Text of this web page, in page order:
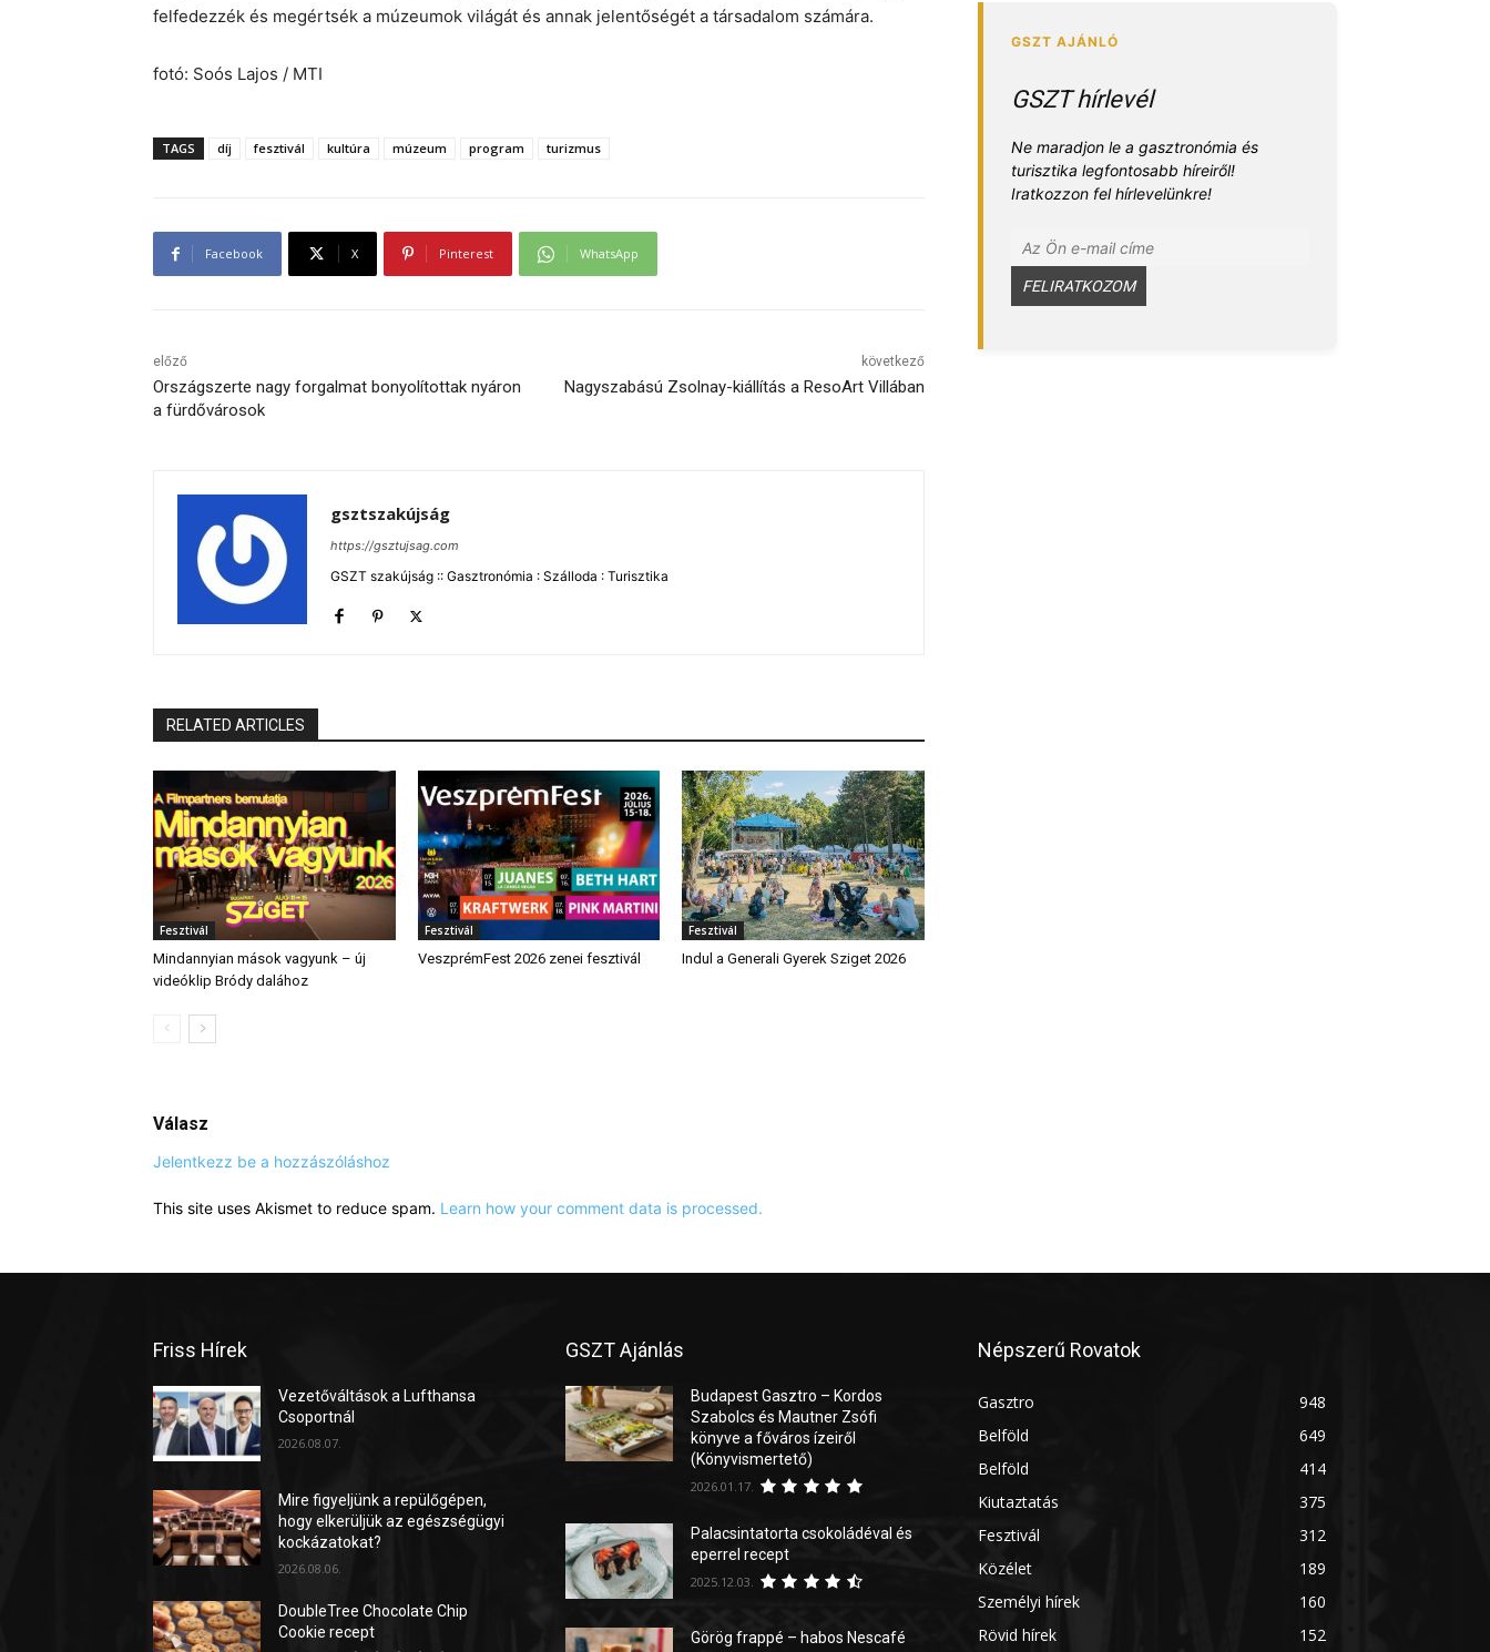
felfedezzék és megértsék a múzeumok világát és annak jelentőségét a társadalom számára.
fotó: Soós Lajos / MTI
TAGS díj fesztivál kultúra múzeum program turizmus
Facebook X Pinterest WhatsApp
előző
Országszerte nagy forgalmat bonyolítottak nyáron
a fürdővárosok
következő
Nagyszabású Zsolnay-kiállítás a ResoArt Villában
gsztszakújság
https://gsztujsag.com
GSZT szakújság :: Gasztronómia : Szálloda : Turisztika
RELATED ARTICLES
Fesztivál
Mindannyian mások vagyunk – új
videóklip Bródy dalához
Fesztivál
VeszprémFest 2026 zenei fesztivál
Fesztivál
Indul a Generali Gyerek Sziget 2026
Válasz
Jelentkezz be a hozzászóláshoz
This site uses Akismet to reduce spam. Learn how your comment data is processed.
GSZT hírlevél
Ne maradjon le a gasztronómia és
turisztika legfontosabb híreiről!
Iratkozzon fel hírlevelünkre!
Friss Hírek
Vezetőváltások a Lufthansa
Csoportnál
2026.08.07.
Mire figyeljünk a repülőgépen,
hogy elkerüljük az egészségügyi
kockázatokat?
2026.08.06.
DoubleTree Chocolate Chip
Cookie recept
GSZT Ajánlás
Budapest Gasztro – Kordos
Szabolcs és Mautner Zsófi
könyve a főváros ízeiről
(Könyvismertető)
2026.01.17.
Palacsintatorta csokoládéval és
eperrel recept
2025.12.03.
Görög frappé – habos Nescafé
Népszerű Rovatok
Gasztro
948
Belföld
649
Belföld
414
Kiutaztatás
375
Fesztivál
312
Közélet
189
Személyi hírek
160
Rövid hírek
152